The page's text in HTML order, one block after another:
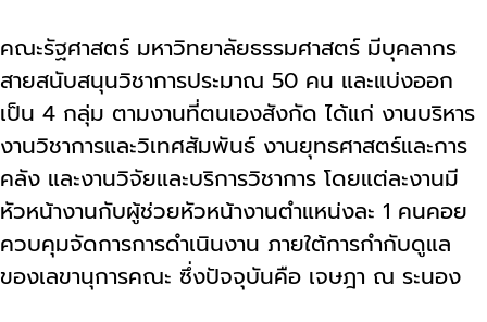
ร่วม
ติดต่อ
คณะ
English
คณะรัฐศาสตร์ มหาวิทยาลัยธรรมศาสตร์ มีบุคลากร
สายสนับสนุนวิชาการประมาณ 50 คน และแบ่งออก
เป็น 4 กลุ่ม ตามงานที่ตนเองสังกัด ได้แก่ งานบริหาร
งานวิชาการและวิเทศสัมพันธ์ งานยุทธศาสตร์และการ
คลัง และงานวิจัยและบริการวิชาการ โดยแต่ละงานมี
หัวหน้างานกับผู้ช่วยหัวหน้างานตำแหน่งละ 1 คนคอย
ควบคุมจัดการการดำเนินงาน ภายใต้การกำกับดูแล
ของเลขานุการคณะ ซึ่งปัจจุบันคือ เจษฎา ณ ระนอง